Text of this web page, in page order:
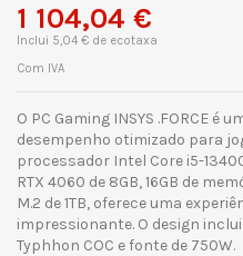
1 104,04 €
Inclui 5,04 € de ecotaxa
Com IVA
O PC Gaming INSYS .FORCE é
desempenho otimizado para
processador Intel Core i5-
RTX 4060 de 8GB, 16GB de
M.2 de 1TB, oferece uma
impressionante. O design
Typhhon COC e fonte de 750W.